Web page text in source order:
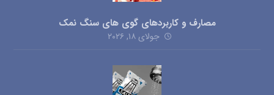
مصارف و کاربردهای گوی های سنگ نمک
جولای ۱۸, ۲۰۲۶